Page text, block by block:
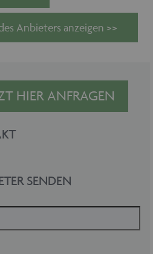
Anbieters anzeigen >>
HIER ANFRAGEN
SENDEN